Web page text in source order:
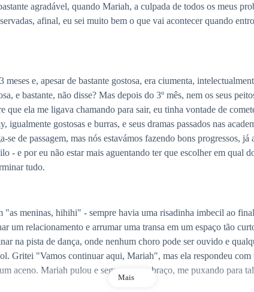
agradável, quando Mariah, a culpada de todos os meus
afinal, eu sei muito bem o que vai acontecer quando
e, apesar de bastante gostosa, era ciumenta,
e bastante, não disse? Mas depois do 3º mês, nem os seus
que ela me ligava chamando para sair, eu tinha vontade de
gostosas e burras, e seus dramas passados nas
de passagem, mas nós estavámos fazendo bons progressos,
- e por eu não estar mais aguentando ter que escolher em qual
tudo.
meninas, hihihi" - sempre havia uma risadinha imbecil ao
um relacionamento e arrumar uma transa em um espaço tão
na pista de dança, onde nenhum choro pode ser ouvido e
Gritei "Vamos continuar aqui, Mariah", mas ela respondeu
aceno. Mariah pulou e segurou meu braço, me puxando para
Mais